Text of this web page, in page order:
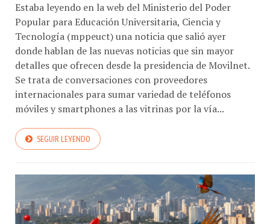
Estaba leyendo en la web del Ministerio del Poder
Popular para Educación Universitaria, Ciencia y
Tecnología (mppeuct) una noticia que salió ayer
donde hablan de las nuevas noticias que sin mayor
detalles que ofrecen desde la presidencia de Movilnet.
Se trata de conversaciones con proveedores
internacionales para sumar variedad de teléfonos
móviles y smartphones a las vitrinas por la vía...
SEGUIR LEYENDO